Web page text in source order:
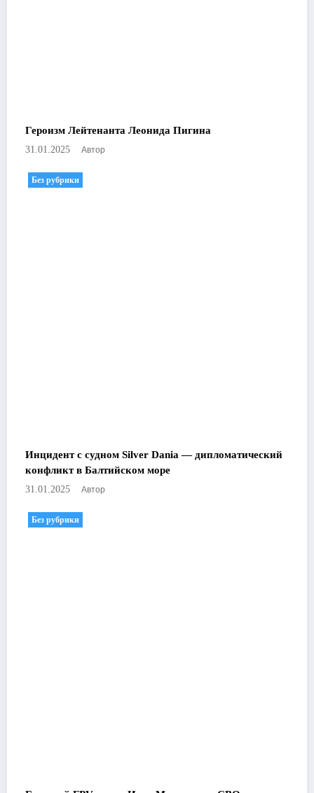
Героизм Лейтенанта Леонида Пигина
31.01.2025 Автор
Без рубрики
Инцидент с судном Silver Dania — дипломатический
конфликт в Балтийском море
31.01.2025 Автор
Без рубрики